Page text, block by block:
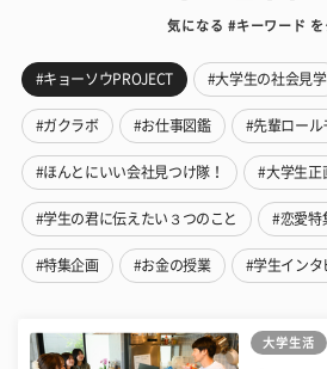
気になる #キーワード を
#キョーソウPROJECT #大学生の社会見学
#ガクラボ #お仕事図鑑 #先輩ロール
#ほんとにいい会社見つけ隊！ #大学生正
#学生の君に伝えたい３つのこと #恋愛特
#特集企画 #お金の授業 #学生インタ
大学生活